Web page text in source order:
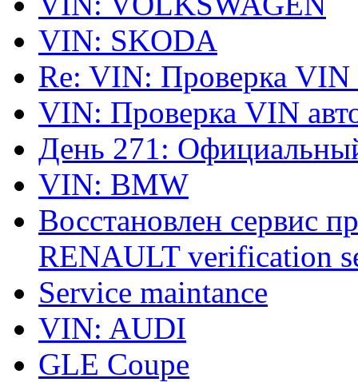
VIN: SKODA
Re: VIN: Проверка VIN
VIN: Проверка VIN
День 271:
VIN: BMW
Восстановлен сервис
RENAULT verification
Service maintance
VIN: AUDI
GLE Coupe